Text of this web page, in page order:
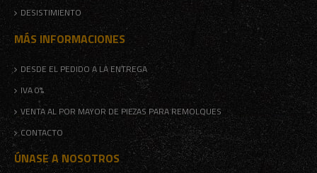
DESISTIMIENTO
MÁS INFORMACIONES
DESDE EL PEDIDO A LA ENTREGA
IVA 0%
VENTA AL POR MAYOR DE PIEZAS PARA REMOLQUES
CONTACTO
ÚNASE A NOSOTROS